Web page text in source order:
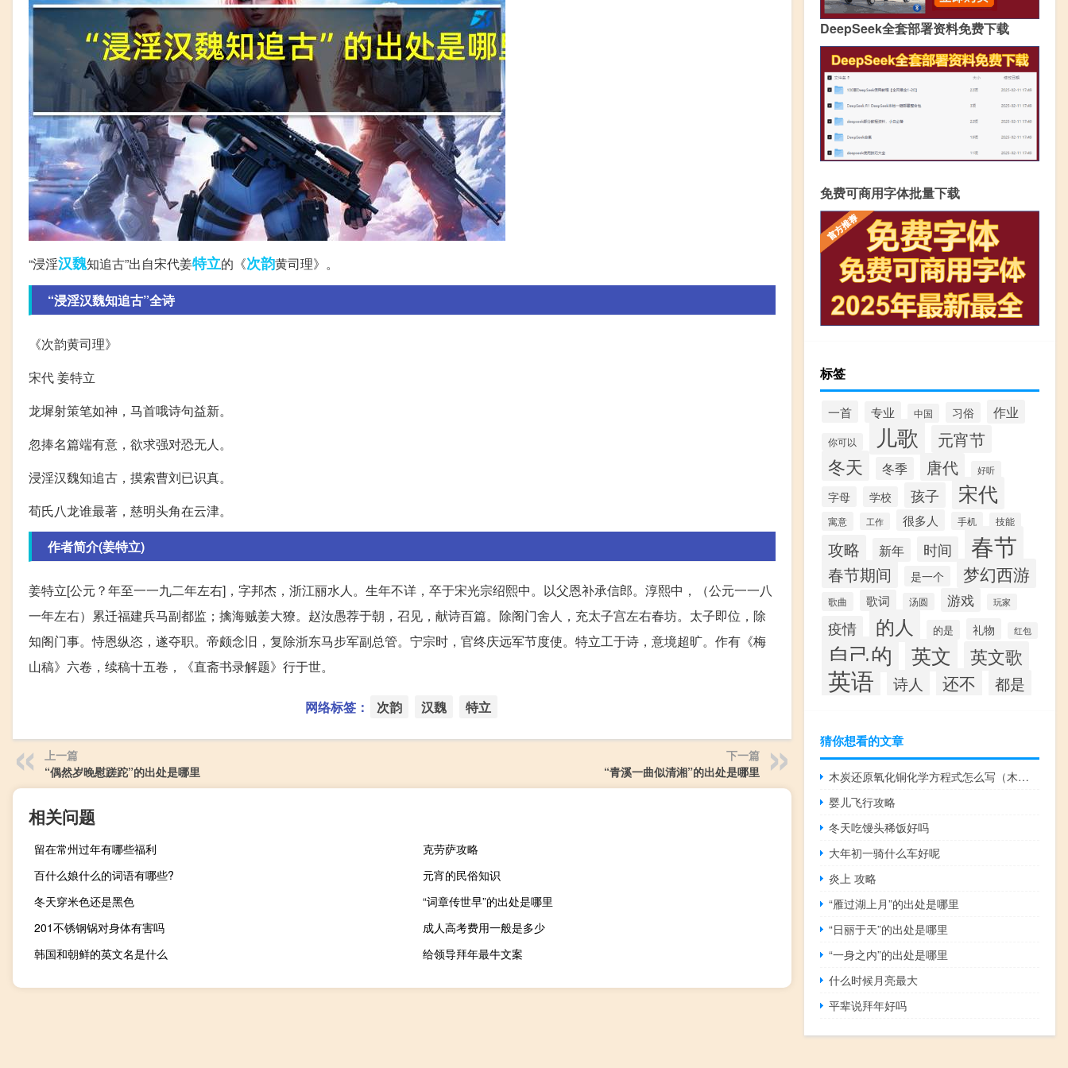
“浸淫汉魏知追古”出自宋代姜特立的《次韵黄司理》。
“浸淫汉魏知追古”全诗
《次韵黄司理》
宋代 姜特立
龙墀射策笔如神，马首哦诗句益新。
忽捧名篇端有意，欲求强对恐无人。
浸淫汉魏知追古，摸索曹刘已识真。
荀氏八龙谁最著，慈明头角在云津。
作者简介(姜特立)
姜特立[公元？年至一一九二年左右]，字邦杰，浙江丽水人。生年不详，卒于宋光宗绍熙中。以父恩补承信郎。淳熙中，（公元一一八
一年左右）累迁福建兵马副都监；擒海贼姜大獠。赵汝愚荐于朝，召见，献诗百篇。除阁门舍人，充太子宫左右春坊。太子即位，除
知阁门事。恃恩纵恣，遂夺职。帝颇念旧，复除浙东马步军副总管。宁宗时，官终庆远军节度使。特立工于诗，意境超旷。作有《梅
山稿》六卷，续稿十五卷，《直斋书录解题》行于世。
网络标签： 次韵 汉魏 特立
上一篇
“偶然岁晚慰蹉跎”的出处是哪里
下一篇
“青溪一曲似清湘”的出处是哪里
相关问题
留在常州过年有哪些福利
克劳萨攻略
百什么娘什么的词语有哪些?
元宵的民俗知识
冬天穿米色还是黑色
“词章传世早”的出处是哪里
201不锈钢锅对身体有害吗
成人高考费用一般是多少
韩国和朝鲜的英文名是什么
给领导拜年最牛文案
DeepSeek全套部署资料免费下载
免费可商用字体批量下载
标签
一首 专业 中国 习俗 作业
你可以 儿歌 元宵节
冬天 冬季 唐代 好听
字母 学校 孩子 宋代
寓意 工作 很多人 手机 技能
攻略 新年 时间 春节
春节期间 是一个 梦幻西游
歌曲 歌词 汤圆 游戏 玩家
疫情 的人 的是 礼物 红包
自己的 英文 英文歌
英语 诗人 还不 都是
猜你想看的文章
木炭还原氧化铜化学方程式怎么写（木炭还原氧化铜化学方程式）
婴儿飞行攻略
冬天吃馒头稀饭好吗
大年初一骑什么车好呢
炎上 攻略
“雁过湖上月”的出处是哪里
“日丽于天”的出处是哪里
“一身之内”的出处是哪里
什么时候月亮最大
平辈说拜年好吗